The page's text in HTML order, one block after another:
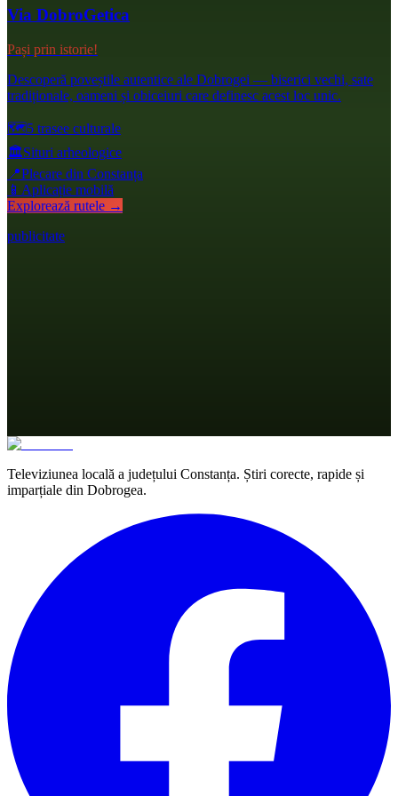
Via DobroGetica
Pași prin istorie!
Descoperă poveștile autentice ale Dobrogei — biserici vechi, sate
tradiționale, oameni și obiceiuri care definesc acest loc unic.
🗺️5 trasee culturale
🏛️Situri arheologice
📍Plecare din Constanța
📱 Aplicație mobilă
Explorează rutele →
publicitate
Televiziunea locală a județului Constanța. Știri corecte, rapide și
imparțiale din Dobrogea.